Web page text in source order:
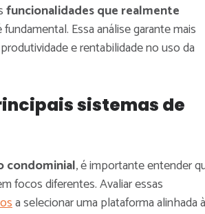
funcionalidades que realmente
Essa análise garante mais
e rentabilidade no uso da
sistemas de
condominial, é importante entender
focos diferentes. Avaliar essas
a selecionar uma plataforma alinhada